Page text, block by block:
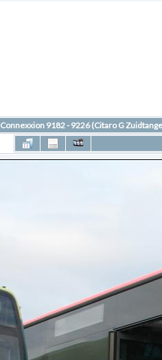
Connexxion 9182 - 9226 (Citaro G